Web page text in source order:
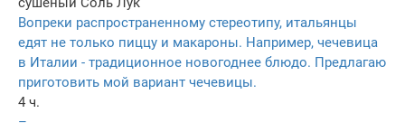
Вопреки распространенному стереотипу, итальянцы
едят не только пиццу и макароны. Например, чечевица
в Италии - традиционное новогоднее блюдо. Предлагаю
приготовить мой вариант чечевицы.
4 ч.
–